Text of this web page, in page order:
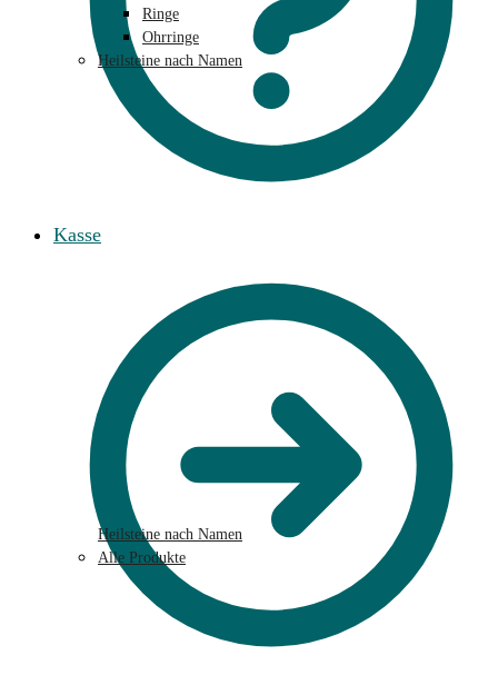
Kasse
Ringe
Ohrringe
Heilsteine nach Namen
Heilsteine nach Namen
Alle Produkte